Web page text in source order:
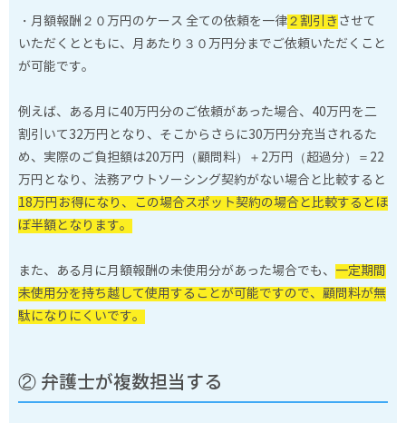
・月額報酬２０万円のケース 全ての依頼を一律２割引きさせて
いただくとともに、月あたり３０万円分までご依頼いただくこと
が可能です。
例えば、ある月に40万円分のご依頼があった場合、40万円を二
割引いて32万円となり、そこからさらに30万円分充当されるた
め、実際のご負担額は20万円（顧問料）＋2万円（超過分）＝22
万円となり、法務アウトソーシング契約がない場合と比較すると
18万円お得になり、この場合スポット契約の場合と比較するとほ
ぼ半額となります。
また、ある月に月額報酬の未使用分があった場合でも、 一定期間
未使用分を持ち越して使用することが可能ですので、顧問料が無
駄になりにくいです。
② 弁護士が複数担当する